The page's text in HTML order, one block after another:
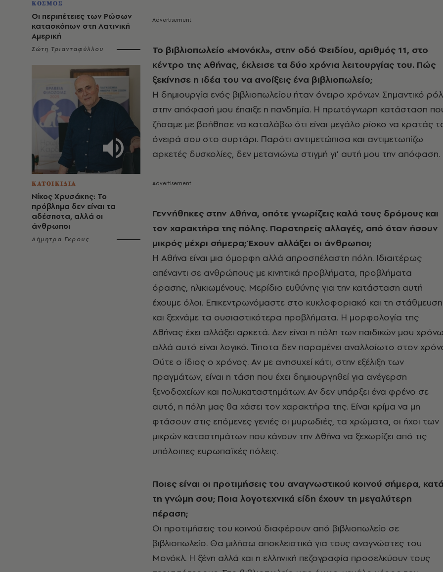
ΚΟΣΜΟΣ
Οι περιπέτειες των Ρώσων
κατασκόπων στη Λατινική
Αμερική
Σώτη Τριανταφύλλου
ΚΑΤΟΙΚΙΔΙΑ
Νίκος Χρυσάκης: Το
πρόβλημα δεν είναι τα
αδέσποτα, αλλά οι
άνθρωποι
Δήμητρα Γκρους
Το βιβλιοπωλείο «Μονόκλ», στην οδό Φειδίου, αριθμός 11, στο
κέντρο της Αθήνας, έκλεισε τα δύο χρόνια λειτουργίας του. Πώς
ξεκίνησε η ιδέα του να ανοίξεις ένα βιβλιοπωλείο;
Η δημιουργία ενός βιβλιοπωλείου ήταν όνειρο χρόνων. Σημαντικό
στην απόφασή μου έπαιξε η πανδημία. Η πρωτόγνωρη κατάσταση
ζήσαμε με βοήθησε να καταλάβω ότι είναι μεγάλο ρίσκο να κρατάς
όνειρά σου στο συρτάρι. Παρότι αντιμετώπισα και αντιμετωπίζω
αρκετές δυσκολίες, δεν μετανιώνω στιγμή γι’ αυτή μου την απόφαση.
Γεννήθηκες στην Αθήνα, οπότε γνωρίζεις καλά τους δρόμους και
τον χαρακτήρα της πόλης. Παρατηρείς αλλαγές, από όταν ήσουν
μικρός μέχρι σήμερα; Έχουν αλλάξει οι άνθρωποι;
Η Αθήνα είναι μια όμορφη αλλά απροσπέλαστη πόλη. Ιδιαιτέρως
απέναντι σε ανθρώπους με κινητικά προβλήματα, προβλήματα
όρασης, ηλικιωμένους. Μερίδιο ευθύνης για την κατάσταση αυτή
έχουμε όλοι. Επικεντρωνόμαστε στο κυκλοφοριακό και τη στάθμευση
και ξεχνάμε τα ουσιαστικότερα προβλήματα. Η μορφολογία της
Αθήνας έχει αλλάξει αρκετά. Δεν είναι η πόλη των παιδικών μου
αλλά αυτό είναι λογικό. Τίποτα δεν παραμένει αναλλοίωτο στον
Ούτε ο ίδιος ο χρόνος. Αν με ανησυχεί κάτι, στην εξέλιξη των
πραγμάτων, είναι η τάση που έχει δημιουργηθεί για ανέγερση
ξενοδοχείων και πολυκαταστημάτων. Αν δεν υπάρξει ένα φρένο σε
αυτό, η πόλη μας θα χάσει τον χαρακτήρα της. Είναι κρίμα να μη
φτάσουν στις επόμενες γενιές οι μυρωδιές, τα χρώματα, οι ήχοι των
μικρών καταστημάτων που κάνουν την Αθήνα να ξεχωρίζει από τις
υπόλοιπες ευρωπαϊκές πόλεις.
Ποιες είναι οι προτιμήσεις του αναγνωστικού κοινού σήμερα,
τη γνώμη σου; Ποια λογοτεχνικά είδη έχουν τη μεγαλύτερη
πέραση;
Οι προτιμήσεις του κοινού διαφέρουν από βιβλιοπωλείο σε
βιβλιοπωλείο. Θα μιλήσω αποκλειστικά για τους αναγνώστες του
Μονόκλ. Η ξένη αλλά και η ελληνική πεζογραφία προσελκύουν τους